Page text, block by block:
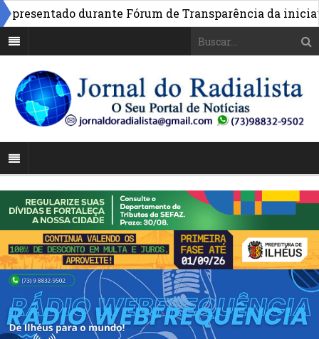
durante Fórum de Transparência da iniciativa